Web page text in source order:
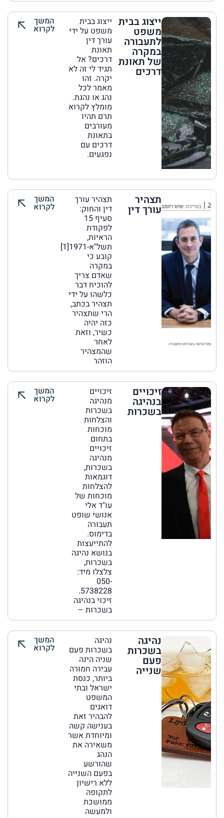
ייצוג בבית
משפט
לתעבורה
במקרה
של תאונת
דרכים
ייצוג בבית
משפט על ידי
עורך דין
תאונת
דרכים? אל
תגיד לי זה לא
יקרה. זהו
מאמר לכל
נהג או נהגת.
מומלץ לקרוא
תרם תהיו
מעורבים
בתאונת
דרכים עם
נפגעים.
המשך
לקרוא
תצהיר
עורך דין
תצהיר עורך
דין והחוק:
סעיף 15
לפקודת
הראיות,
תשל"א-1971[1]
קובע כי
במקרה
שאדם צריך
להוכיח דבר
כלשהו על ידי
תצהיר בכתב,
הרי שתצהיר
כזה יהיה
כשיר, וזאת
לאחר
שהמצהיר
הוזהר
המשך
לקרוא
זיכויים
בנהיגה
בשכרות
זיכויים
מנהיגה
בשכרות
והצלחות
מוכחות
בתחום
זיכויים
מנהיגה
בשכרות,
דוגמאות
להצלחות
מוכחות של
עו"ד אלי
אנושי שופט
תעבורה
בדימוס.
להתייעצות
בנושא נהיגה
בשכרות,
צלצלו מיד:
050-
5738228.
זיכוי בנהיגה
בשכרות –
המשך
לקרוא
נהיגה
בשכרות
פעם
שנייה
נהיגה
בשכרות פעם
שניה הינה
עבירה חמורה
ביותר, כנסת
ישראל ובתי
המשפט
דואגים
להבהיר זאת
בענישה קשה
ומיוחדת אשר
משאירה את
הנהג
שהורשע
בפעם השנייה
ללא רישיון
לתקופה
ממושכת
ולמעשה
המשך
לקרוא